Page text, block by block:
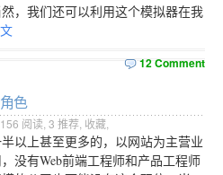
，我们还可以利用这个模拟器在我
12 Comment
色
阅读, 3 推荐, 收藏
以上甚至更多的，以网站为主营业
没有Web前端工程师和产品工程师